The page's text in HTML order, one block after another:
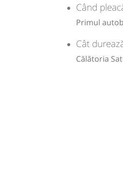
Când
Primul
Cât
Călătoria